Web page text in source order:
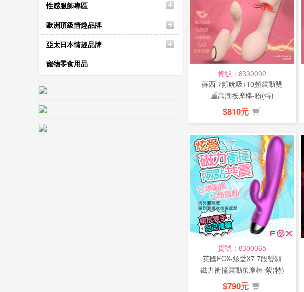
性感服飾專區
歐洲頂級情趣品牌
亞太日本情趣品牌
寵物零食用品
貨號：8330092
蘇西 7頻吮吸+10頻震動雙
重高潮按摩棒-粉(特)
$810元
貨號：8300065
英國FOX-炫愛X7 7段變頻
磁力衝撞震動按摩棒-紫(特)
$790元